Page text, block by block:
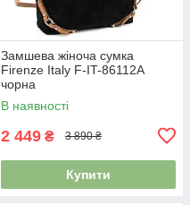
Замшева жіноча сумка
Firenze Italy F-IT-86112A
чорна
В наявності
2 449 ₴ 3 890 ₴
Купити